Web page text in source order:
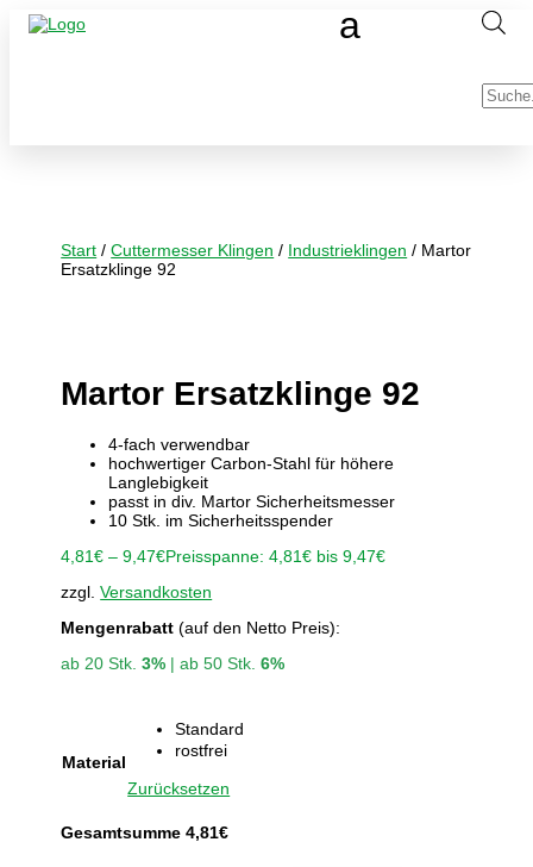
Start /Cuttermesser Klingen / Industrieklingen / Martor
Ersatzklinge 92
Martor Ersatzklinge 92
4-fach verwendbar
hochwertiger Carbon-Stahl für höhere
Langlebigkeit
passt in div. Martor Sicherheitsmesser
10 Stk. im Sicherheitsspender
4,81€ –9,47€Preisspanne: 4,81€ bis 9,47€
zzgl.Versandkosten
Mengenrabatt (auf den Netto Preis):
ab 20 Stk.3% | ab 50 Stk.6%
Material
Standard
rostfrei
Zurücksetzen
Gesamtsumme 4,81€